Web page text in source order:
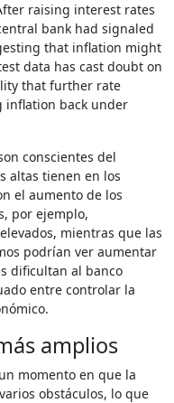
raising interest rates
bank had signaled
that inflation might
data has cast doubt on
that further rate
inflation back under
conscientes del
altas tienen en los
el aumento de los
por ejemplo,
mientras que las
podrían ver aumentar
dificultan al banco
entre controlar la
amplios
momento en que la
obstáculos, lo que